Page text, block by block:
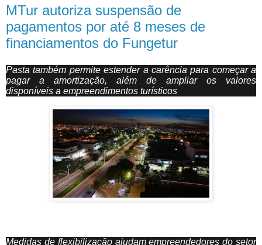
MTur autoriza suspensão de
pagamentos por até 8 meses de
financiamentos do Fungetur
Pasta também permite estender a carência para começar a
pagar a amortização, além de ampliar os valores
disponíveis a empreendimentos turísticos
Medidas de flexibilização ajudam empreendedores do setor